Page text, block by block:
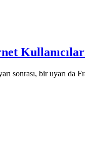
sonrası, bir uyarı